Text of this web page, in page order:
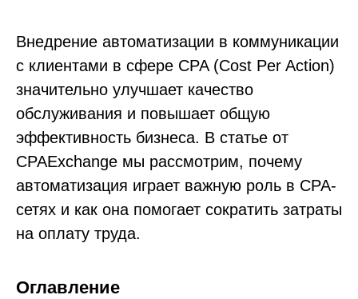
Внедрение автоматизации в коммуникации
с клиентами в сфере CPA (Cost Per Action)
значительно улучшает качество
обслуживания и повышает общую
эффективность бизнеса. В статье от
CPAExchange мы рассмотрим, почему
автоматизация играет важную роль в CPA-
сетях и как она помогает сократить затраты
на оплату труда.
Оглавление